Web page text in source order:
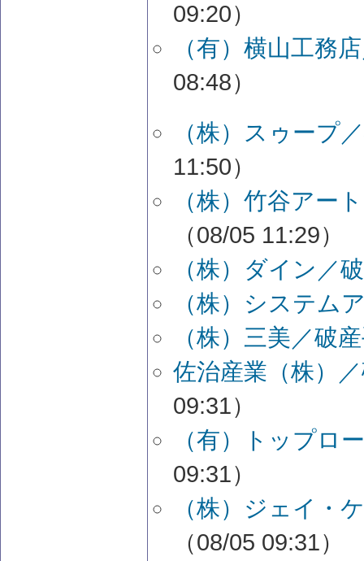
09:20）
（有）横山工務
08:48）
（株）スゥープ
11:50）
（株）竹谷アー
（08/05 11:29）
（株）ダイン／
（株）システム
（株）三美／破
佐治産業（株）
09:31）
（有）トップロ
09:31）
（株）ジェイ・
（08/05 09:31）